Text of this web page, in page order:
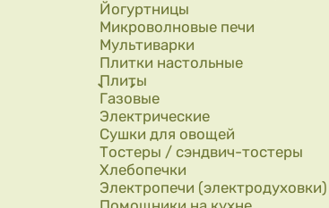
Йогуртницы
Микроволновые печи
Мультиварки
Плитки настольные
Плиты
Газовые
Электрические
Сушки для овощей
Тостеры / сэндвич-тостеры
Хлебопечки
Электропечи (электродуховки)